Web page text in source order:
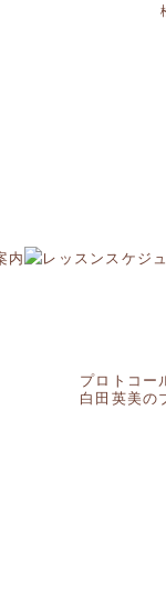
プロトコー
白田英美の